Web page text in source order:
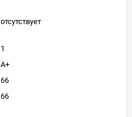
отсутствует
1
A+
66
66